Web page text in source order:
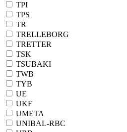
TPI
TPS
TR
TRELLEBORG
TRETTER
TSK
TSUBAKI
TWB
TYB
UE
UKF
UMETA
UNIBAL-RBC